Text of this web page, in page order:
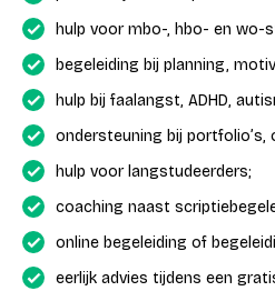
hulp voor mbo-, hbo- en wo-
begeleiding bij planning,
hulp bij faalangst, ADHD,
ondersteuning bij portfolio’s,
hulp voor langstudeerders;
coaching naast
online begeleiding of
eerlijk advies tijdens een